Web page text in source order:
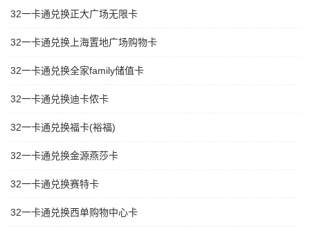
32一卡通兑换正大广场无限卡
32一卡通兑换上海置地广场购物卡
32一卡通兑换全家family储值卡
32一卡通兑换迪卡侬卡
32一卡通兑换福卡(裕福)
32一卡通兑换金源燕莎卡
32一卡通兑换赛特卡
32一卡通兑换西单购物中心卡